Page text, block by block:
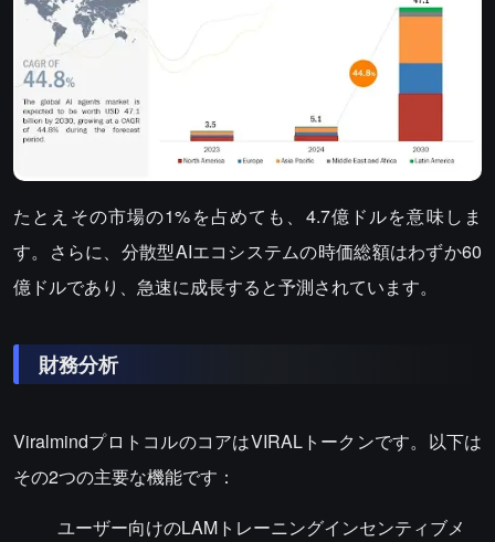
たとえその市場の1%を占めても、4.7億ドルを意味しま
す。さらに、分散型AIエコシステムの時価総額はわずか60
億ドルであり、急速に成長すると予測されています。
財務分析
ViralmindプロトコルのコアはVIRALトークンです。以下は
その2つの主要な機能です：
ユーザー向けのLAMトレーニングインセンティブメ